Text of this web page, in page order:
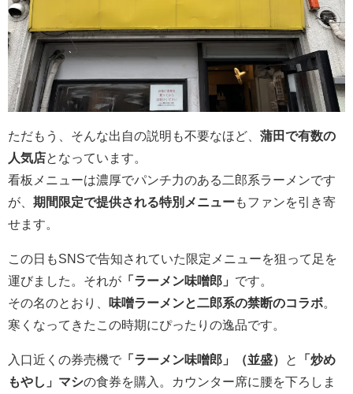
ただもう、そんな出自の説明も不要なほど、 蒲田で有数の
人気店となっています。
看板メニューは濃厚でパンチ力のある二郎系ラーメンです
が、 期間限定で提供される特別メニューもファンを引き寄
せます。
この日もSNSで告知されていた限定メニューを狙って足を
運びました。それが 「ラーメン味噌郎」 です。
その名のとおり、
味噌ラーメンと二郎系の禁断のコラボ
寒くなってきたこの時期にぴったりの逸品です。
入口近くの券売機で 「ラーメン味噌郎」（並盛） と
「炒め
もやし」マシの食券を購入。カウンター席に腰を下ろしま